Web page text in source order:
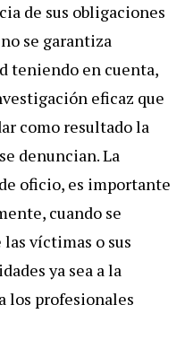
de sus obligaciones
se garantiza
teniendo en cuenta,
eficaz que
como resultado la
denuncian. La
oficio, es importante
cuando se
víctimas o sus
ya sea a la
los profesionales